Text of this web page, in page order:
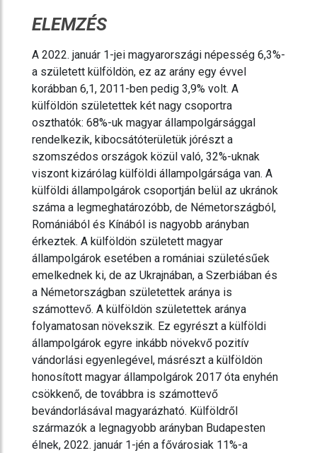
ELEMZÉS
A 2022. január 1-jei magyarországi népesség 6,3%-
a született külföldön, ez az arány egy évvel
korábban 6,1, 2011-ben pedig 3,9% volt. A
külföldön születettek két nagy csoportra
oszthatók: 68%-uk magyar állampolgársággal
rendelkezik, kibocsátóterületük jórészt a
szomszédos országok közül való, 32%-uknak
viszont kizárólag külföldi állampolgársága van. A
külföldi állampolgárok csoportján belül az ukránok
száma a legmeghatározóbb, de Németországból,
Romániából és Kínából is nagyobb arányban
érkeztek. A külföldön született magyar
állampolgárok esetében a romániai születésűek
emelkednek ki, de az Ukrajnában, a Szerbiában és
a Németországban születettek aránya is
számottevő. A külföldön születettek aránya
folyamatosan növekszik. Ez egyrészt a külföldi
állampolgárok egyre inkább növekvő pozitív
vándorlási egyenlegével, másrészt a külföldön
honosított magyar állampolgárok 2017 óta enyhén
csökkenő, de továbbra is számottevő
bevándorlásával magyarázható. Külföldről
származók a legnagyobb arányban Budapesten
élnek, 2022. január 1-jén a fővárosiak 11%-a